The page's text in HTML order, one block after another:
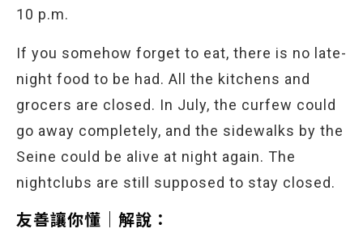
10 p.m.
If you somehow forget to eat, there is no late-
night food to be had. All the kitchens and
grocers are closed. In July, the curfew could
go away completely, and the sidewalks by the
Seine could be alive at night again. The
nightclubs are still supposed to stay closed.
友善讓你懂｜解說：